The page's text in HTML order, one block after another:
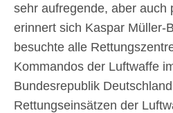
sehr aufregende, aber auch
erinnert sich Kaspar Müller-
besuchte alle
Kommandos der Luftwaffe
Bundesrepublik
Rettungseinsätzen der